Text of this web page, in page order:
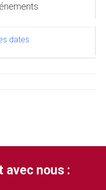
dates
avec nous :